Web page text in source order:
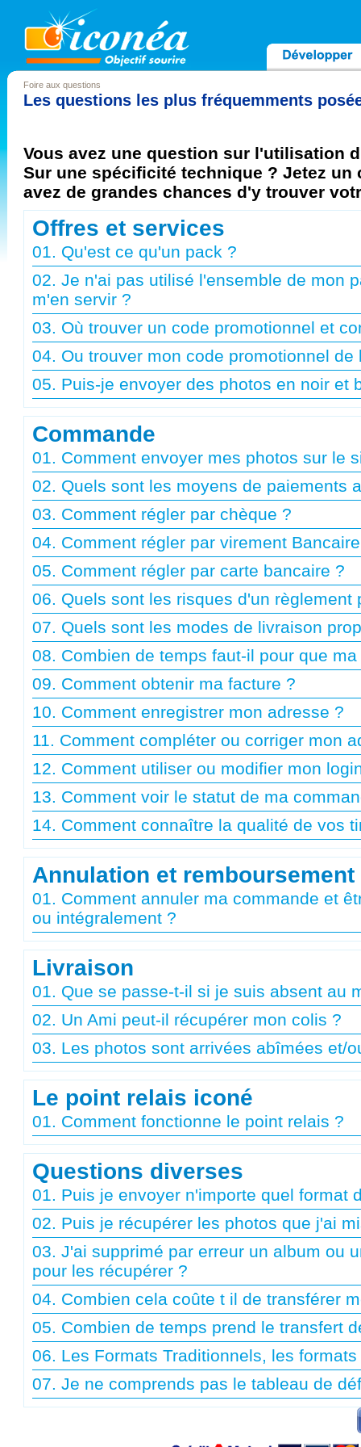
Foire aux questions
Les questions les plus fréquemments
Vous avez une question sur l'utilisation
Sur une spécificité technique ? Jetez un
avez de grandes chances d'y trouver
Offres et services
01. Qu'est ce qu'un pack ?
02. Je n'ai pas utilisé l'ensemble de mon
m'en servir ?
03. Où trouver un code promotionnel et
04. Ou trouver mon code promotionnel de
05. Puis-je envoyer des photos en noir et
Commande
01. Comment envoyer mes photos sur le
02. Quels sont les moyens de paiements
03. Comment régler par chèque ?
04. Comment régler par virement
05. Comment régler par carte bancaire ?
06. Quels sont les risques d'un règlement
07. Quels sont les modes de livraison
08. Combien de temps faut-il pour que
09. Comment obtenir ma facture ?
10. Comment enregistrer mon adresse ?
11. Comment compléter ou corriger mon
12. Comment utiliser ou modifier mon
13. Comment voir le statut de ma
14. Comment connaître la qualité de vos
Annulation et remboursement
01. Comment annuler ma commande et
ou intégralement ?
Livraison
01. Que se passe-t-il si je suis absent au
02. Un Ami peut-il récupérer mon colis ?
03. Les photos sont arrivées abîmées et/
Le point relais iconé
01. Comment fonctionne le point relais ?
Questions diverses
01. Puis je envoyer n'importe quel format
02. Puis je récupérer les photos que j'ai
03. J'ai supprimé par erreur un album ou
pour les récupérer ?
04. Combien cela coûte t il de transférer
05. Combien de temps prend le transfert
06. Les Formats Traditionnels, les
07. Je ne comprends pas le tableau de